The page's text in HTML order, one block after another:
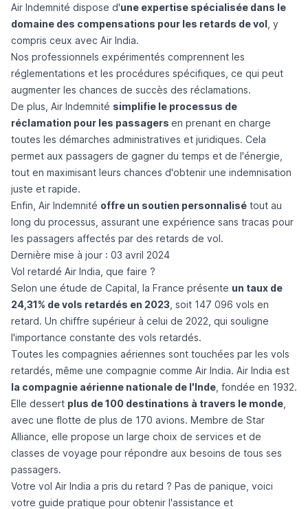
Air Indemnité dispose d'une expertise spécialisée dans le
domaine des compensations pour les retards de vol , y
compris ceux avec Air India.
Nos professionnels expérimentés comprennent les
réglementations et les procédures spécifiques, ce qui peut
augmenter les chances de succès des réclamations.
De plus, Air Indemnité simplifie le processus de
réclamation pour les passagers en prenant en charge
toutes les démarches administratives et juridiques. Cela
permet aux passagers de gagner du temps et de l'énergie,
tout en maximisant leurs chances d'obtenir une indemnisation
juste et rapide.
Enfin, Air Indemnité offre un soutien personnalisé tout au
long du processus, assurant une expérience sans tracas pour
les passagers affectés par des retards de vol.
Dernière mise à jour : 03 avril 2024
Vol retardé Air India, que faire ?
Selon une étude de Capital , la France présente un taux de
24,31% de vols retardés en 2023 , soit 147 096 vols en
retard. Un chiffre supérieur à celui de 2022, qui souligne
l'importance constante des vols retardés.
Toutes les compagnies aériennes sont touchées par les vols
retardés, même une compagnie comme Air India. Air India est
la compagnie aérienne nationale de l'Inde , fondée en 1932.
Elle dessert plus de 100 destinations à travers le monde
avec une flotte de plus de 170 avions. Membre de Star
Alliance, elle propose un large choix de services et de
classes de voyage pour répondre aux besoins de tous ses
passagers.
Votre vol Air India a pris du retard ? Pas de panique, voici
votre guide pratique pour obtenir l'assistance et